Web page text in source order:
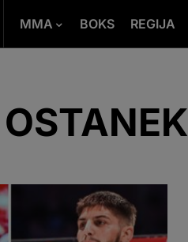
MMA BOKS REGIJA